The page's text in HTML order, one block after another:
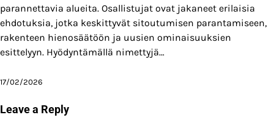
parannettavia alueita. Osallistujat ovat jakaneet erilaisia
ehdotuksia, jotka keskittyvät sitoutumisen parantamiseen,
rakenteen hienosäätöön ja uusien ominaisuuksien
esittelyyn. Hyödyntämällä nimettyjä…
17/02/2026
Leave a Reply